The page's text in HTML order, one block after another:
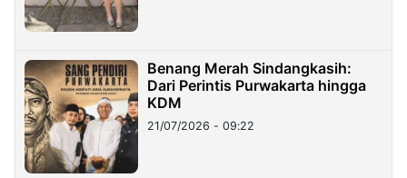
Benang Merah Sindangkasih:
Dari Perintis Purwakarta hingga
KDM
21/07/2026 - 09:22